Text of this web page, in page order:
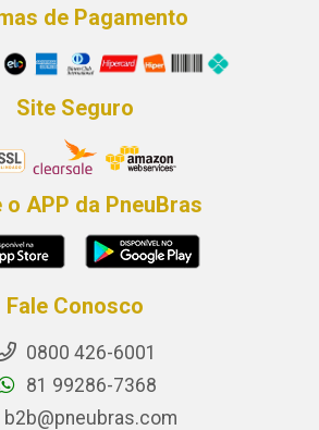
de Pagamento
Site Seguro
o APP da PneuBras
Fale Conosco
0800 426-6001
81 99286-7368
b2b@pneubras.com